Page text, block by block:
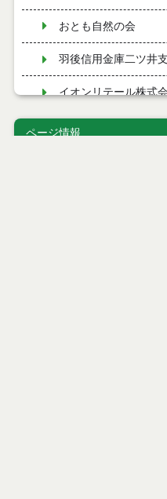
おとも自然の会
羽後信用金庫二ツ井
イオンリテール株式
能代厚生医療センター
ページ情報